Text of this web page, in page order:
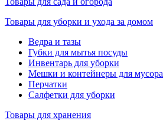
Товары для уборки и ухода за домом
Ведра и тазы
Губки для мытья посуды
Инвентарь для уборки
Мешки и контейнеры для мусора
Перчатки
Салфетки для уборки
Товары для хранения